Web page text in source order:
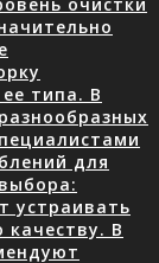
типа. В
для
устраивать
качеству. В